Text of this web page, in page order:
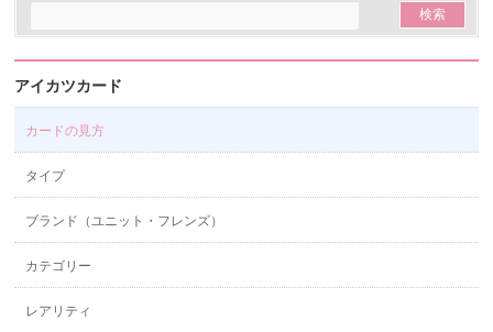
アイカツカード
カードの見方
タイプ
ブランド（ユニット・フレンズ）
カテゴリー
レアリティ